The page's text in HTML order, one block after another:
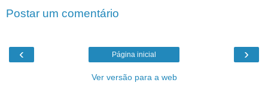
Postar um comentário
‹ ›
Página inicial
Ver versão para a web